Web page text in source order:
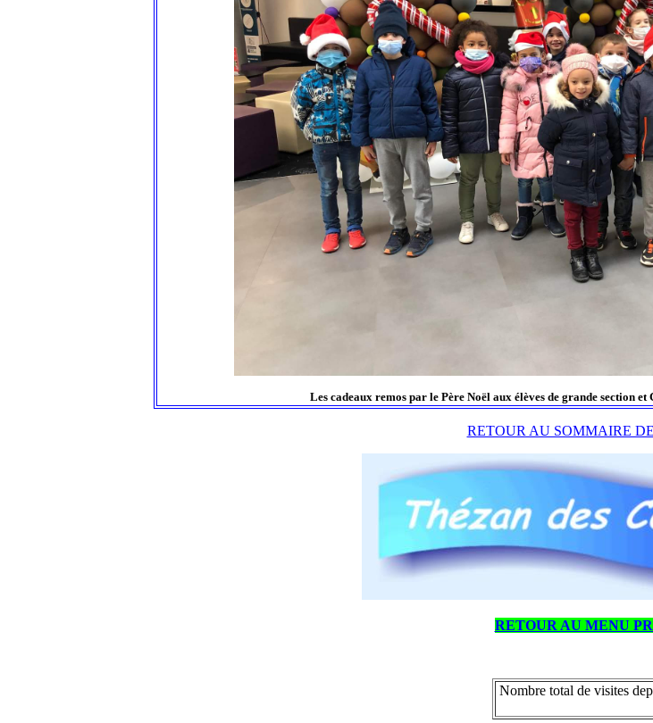
Les cadeaux remos par le Père Noël aux élèves de grande section
RETOUR AU SOMMAIRE
RETOUR AU MENU
Nombre total de visites